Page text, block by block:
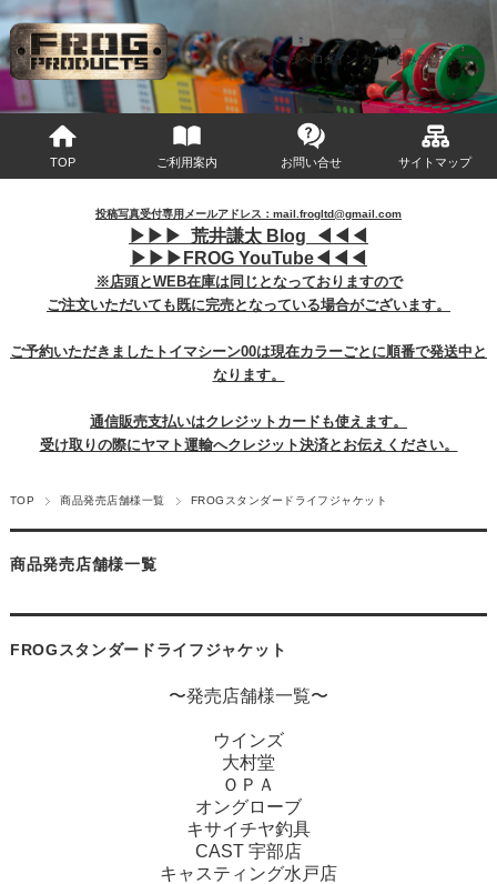
マイページへログイン カートをみる
TOP ご利用案内 お問い合せ サイトマップ
投稿写真受付専用メールアドレス：mail.frogltd@gmail.com
▶︎ ▶︎ ▶︎ 荒井謙太 Blog ◀︎ ◀︎ ◀︎
▶︎ ▶︎ ▶︎ FROG YouTube◀︎ ◀︎ ◀︎
※店頭とWEB在庫は同じとなっておりますので
ご注文いただいても既に完売となっている場合がございます。
ご予約いただきましたトイマシーン00は現在カラーごとに順番で発送中と
なります。
通信販売支払いはクレジットカードも使えます。
受け取りの際にヤマト運輸へクレジット決済とお伝えください。
TOP 商品発売店舗様一覧 FROGスタンダードライフジャケット
商品発売店舗様一覧
FROGスタンダードライフジャケット
〜発売店舗様一覧〜
ウインズ
大村堂
ＯＰＡ
オングローブ
キサイチヤ釣具
CAST 宇部店
キャスティング水戸店